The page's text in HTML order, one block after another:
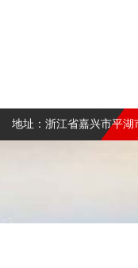
地址：浙江省嘉兴市平